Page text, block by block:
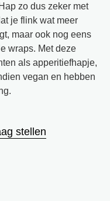
zo dus zeker met
je flink wat meer
maar ook nog eens
wraps. Met deze
als apperitiefhapje,
vegan en hebben
stellen